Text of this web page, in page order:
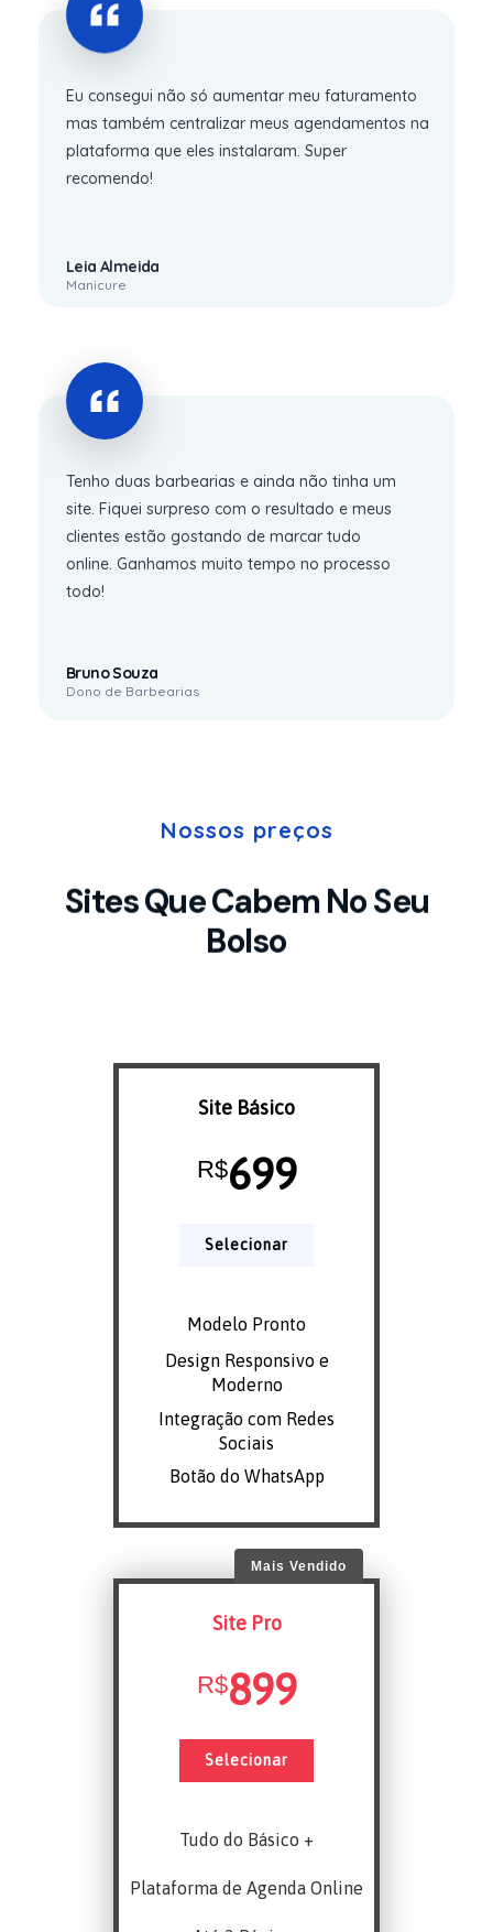
Eu consegui não só aumentar meu faturamento
mas também centralizar meus agendamentos na
plataforma que eles instalaram. Super
recomendo!
Leia Almeida
Manicure
Tenho duas barbearias e ainda não tinha um
site. Fiquei surpreso com o resultado e meus
clientes estão gostando de marcar tudo
online. Ganhamos muito tempo no processo
todo!
Bruno Souza
Dono de Barbearias
Nossos preços
Sites Que Cabem No Seu
Bolso
Site Básico
R$699
Selecionar
Modelo Pronto
Design Responsivo e
Moderno
Integração com Redes
Sociais
Botão do WhatsApp
Mais Vendido
Site Pro
R$899
Selecionar
Tudo do Básico +
Plataforma de Agenda Online